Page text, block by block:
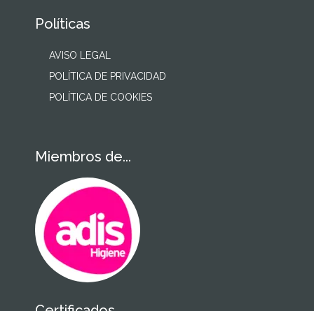
Políticas
AVISO LEGAL
POLÍTICA DE PRIVACIDAD
POLÍTICA DE COOKIES
Miembros de...